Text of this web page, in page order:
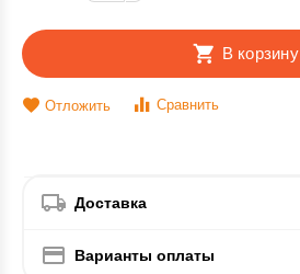
В корзину
Отложить Сравнить
Доставка
Варианты оплаты